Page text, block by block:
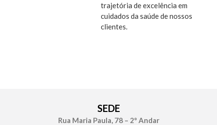
trajetória de excelência em
cuidados da saúde de nossos
clientes.
SEDE
Rua Maria Paula, 78 – 2º Andar